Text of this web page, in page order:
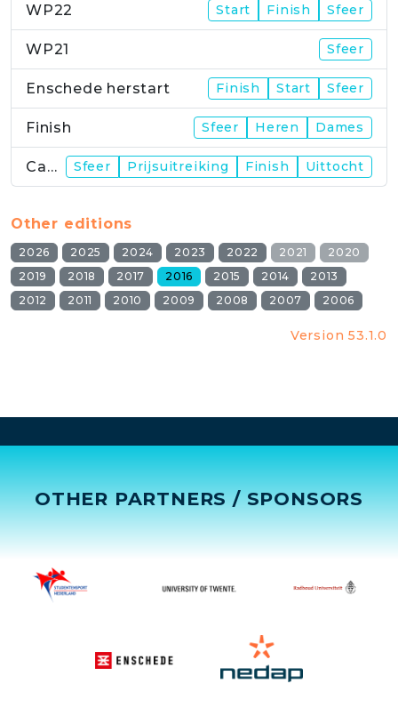
WP22 Start Finish Sfeer
WP21 Sfeer
Enschede herstart Finish Start Sfeer
Finish Sfeer Heren Dames
Campus Sfeer Prijsuitreiking Finish Uittocht
Other editions
2026 2025 2024 2023 2022 2021
2020
2019
2018 2017 2016 2015 2014
2013
2012
2011 2010 2009 2008 2007 2006
Version 53.1.0
OTHER PARTNERS / SPONSORS